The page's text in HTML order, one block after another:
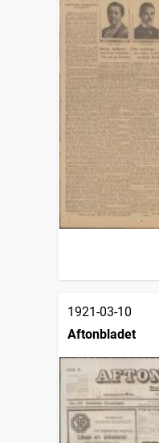
1921-03-10
Aftonbladet